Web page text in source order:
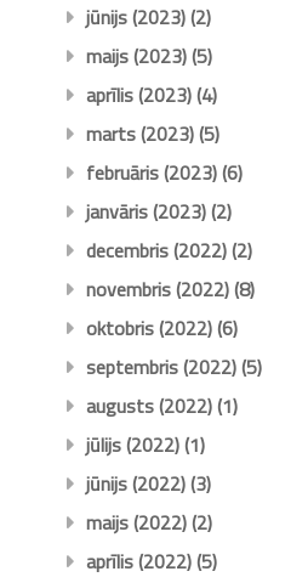
jūnijs (2023)(2)
maijs (2023)(5)
aprīlis (2023)(4)
marts (2023)(5)
februāris (2023)(6)
janvāris (2023)(2)
decembris (2022)(2)
novembris (2022)(8)
oktobris (2022)(6)
septembris (2022)(5)
augusts (2022)(1)
jūlijs (2022)(1)
jūnijs (2022)(3)
maijs (2022)(2)
aprīlis (2022)(5)